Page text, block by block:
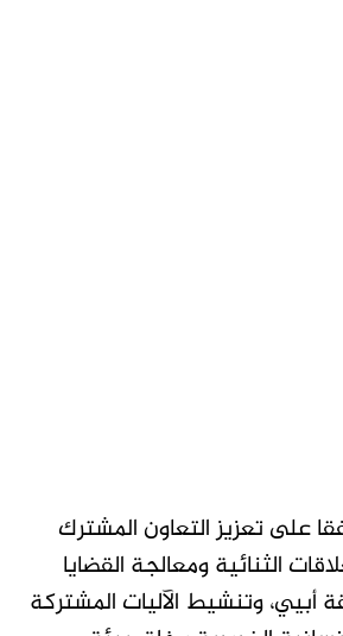
على تعزيز التعاون المشترك
الثنائية ومعالجة القضايا
أبيي، وتنشيط الآليات المشتركة